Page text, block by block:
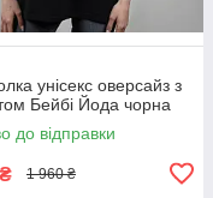
унісекс оверсайз з
Бейбі Йода чорна
до відправки
₴ 1 960 ₴